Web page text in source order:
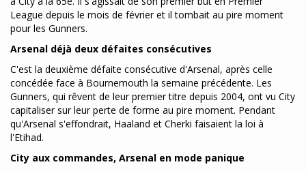
League depuis le mois de février et il tombait au pire moment
pour les Gunners.
Arsenal déjà deux défaites consécutives
C'est la deuxième défaite consécutive d'Arsenal, après celle
concédée face à Bournemouth la semaine précédente. Les
Gunners, qui rêvent de leur premier titre depuis 2004, ont vu City
capitaliser sur leur perte de forme au pire moment. Pendant
qu'Arsenal s'effondrait, Haaland et Cherki faisaient la loi à
l'Etihad.
City aux commandes, Arsenal en mode panique